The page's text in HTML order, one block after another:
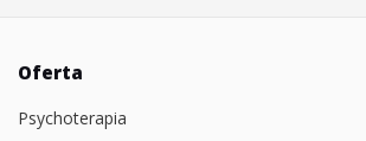
Oferta
Psychoterapia